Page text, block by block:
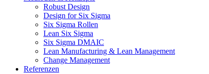
Robust Design
Design for Six Sigma
Six Sigma Rollen
Lean Six Sigma
Six Sigma DMAIC
Lean Manufacturing & Lean Management
Change Management
Referenzen